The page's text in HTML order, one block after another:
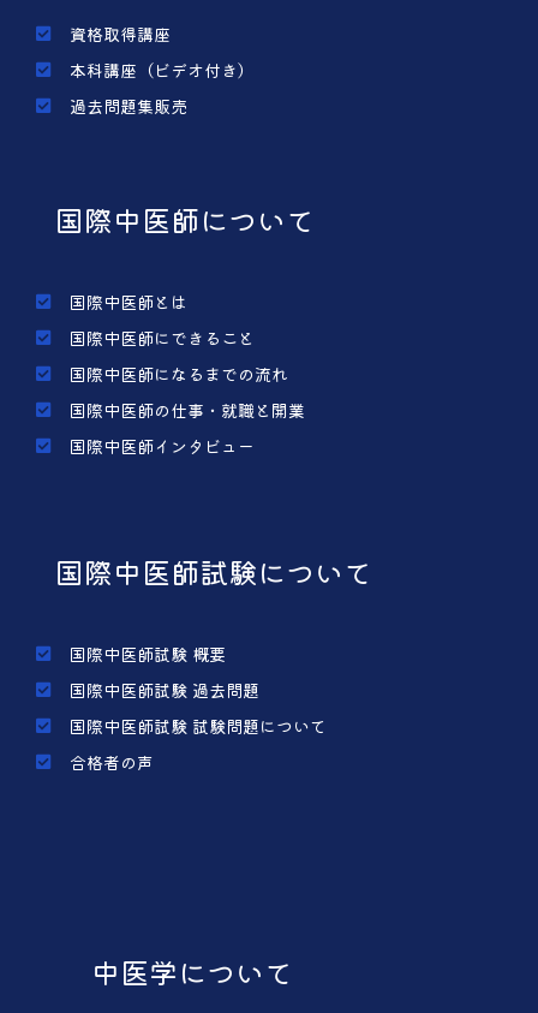
資格取得講座
本科講座（ビデオ付き）
過去問題集販売
国際中医師について
国際中医師とは
国際中医師にできること
国際中医師になるまでの流れ
国際中医師の仕事・就職と開業
国際中医師インタビュー
国際中医師試験について
国際中医師試験 概要
国際中医師試験 過去問題
国際中医師試験 試験問題について
合格者の声
中医学について